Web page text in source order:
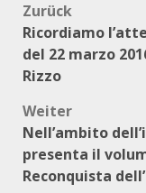
Zurück
Ricordiamo
del 22 marzo
Rizzo
Weiter
Nell’ambito
presenta il
Reconquista